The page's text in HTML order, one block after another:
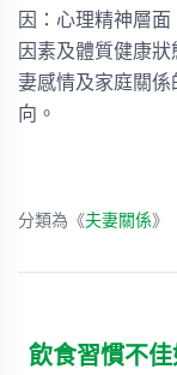
因：心理精神層
因素及體質健康
妻感情及家庭關
向。
分類為《夫妻關係》
飲食習慣不